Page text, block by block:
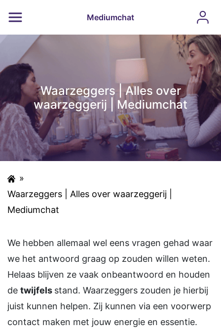
Mediumchat
Waarzeggers | Alles over
waarzeggerij | Mediumchat
»
Waarzeggers | Alles over waarzeggerij |
Mediumchat
We hebben allemaal wel eens vragen gehad waar
we het antwoord graag op zouden willen weten.
Helaas blijven ze vaak onbeantwoord en houden
de twijfels stand. Waarzeggers zouden je hierbij
juist kunnen helpen. Zij kunnen via een voorwerp
contact maken met jouw energie en essentie.